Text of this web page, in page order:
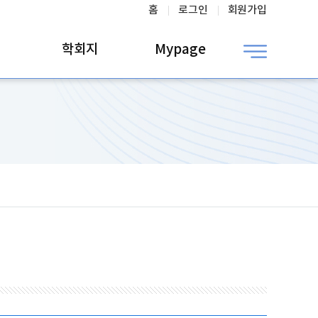
홈 로그인 회원가입
학회지 Mypage